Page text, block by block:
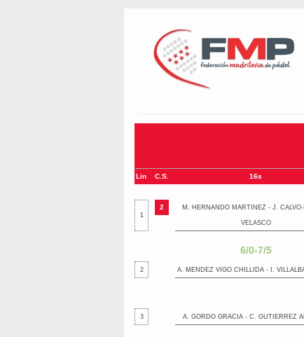
Lin C.S. 16s
1
2 M. HERNANDO MARTINEZ - J. CALVO-
VELASCO
6/0-7/5
2 A. MENDEZ VIGO CHILLIDA - I.
3 A. GORDO GRACIA - C. GUTIERREZ